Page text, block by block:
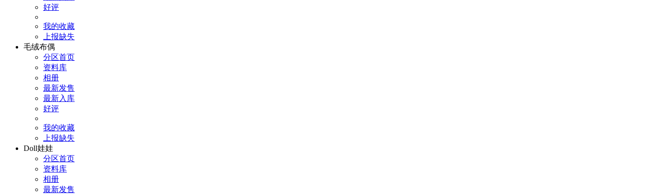
好评
我的收藏
上报缺失
毛绒布偶
分区首页
资料库
相册
最新发售
最新入库
好评
我的收藏
上报缺失
Doll娃娃
分区首页
资料库
相册
最新发售